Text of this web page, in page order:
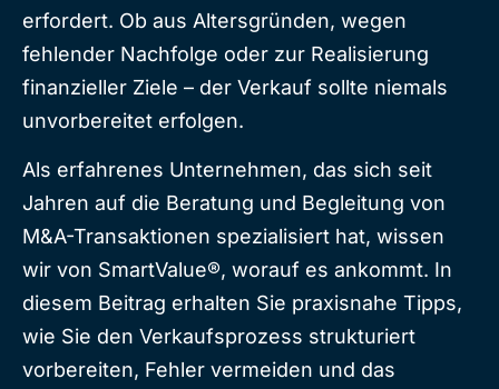
erfordert. Ob aus Altersgründen, wegen
fehlender Nachfolge oder zur Realisierung
finanzieller Ziele – der Verkauf sollte niemals
unvorbereitet erfolgen.
Als erfahrenes Unternehmen, das sich seit
Jahren auf die Beratung und Begleitung von
M&A-Transaktionen spezialisiert hat, wissen
wir von SmartValue®, worauf es ankommt. In
diesem Beitrag erhalten Sie praxisnahe Tipps,
wie Sie den Verkaufsprozess strukturiert
vorbereiten, Fehler vermeiden und das